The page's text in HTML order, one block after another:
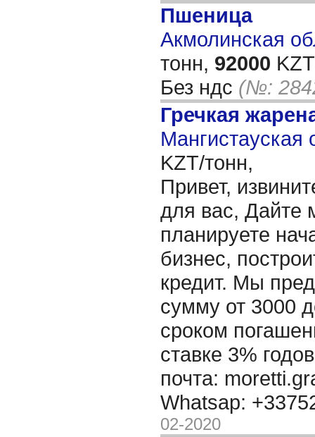
Пшеница
Акмолинская
тонн, 92000
Без ндс (№:
Гречкая
KZT/тонн,
Привет,
для вас, Дайте
планируете
бизнес,
кредит. Мы
сумму от 3000
сроком
ставке 3%
почта:
Whatsap:
02-2020